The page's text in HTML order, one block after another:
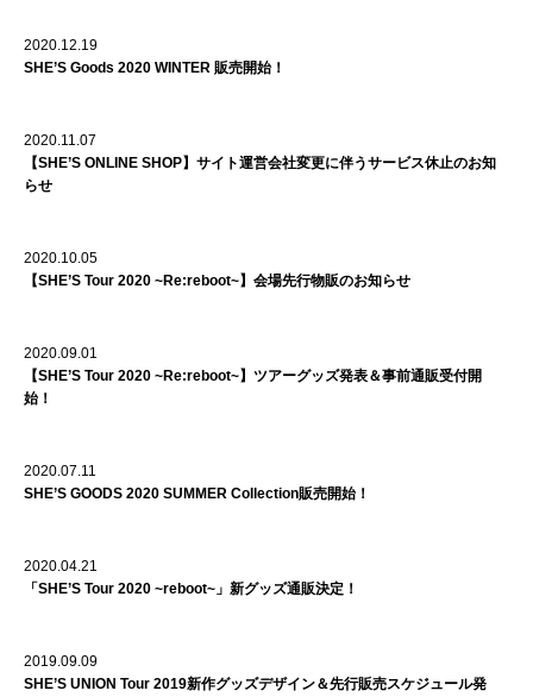
2020.12.19
SHE’S Goods 2020 WINTER 販売開始！
2020.11.07
【SHE’S ONLINE SHOP】サイト運営会社変更に伴うサービス休止のお知
らせ
2020.10.05
【SHE’S Tour 2020 ~Re:reboot~】会場先行物販のお知らせ
2020.09.01
【SHE’S Tour 2020 ~Re:reboot~】ツアーグッズ発表＆事前通販受付開
始！
2020.07.11
SHE’S GOODS 2020 SUMMER Collection販売開始！
2020.04.21
「SHE’S Tour 2020 ~reboot~」新グッズ通販決定！
2019.09.09
SHE’S UNION Tour 2019新作グッズデザイン＆先行販売スケジュール発